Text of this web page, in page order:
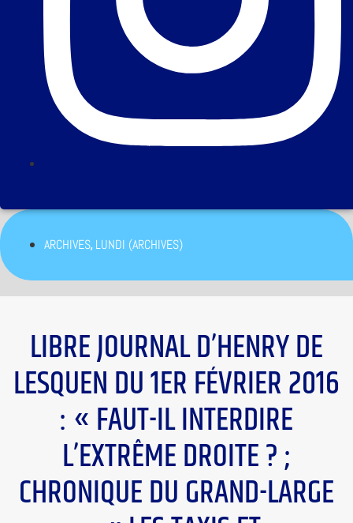
ARCHIVES,LUNDI (ARCHIVES)
LIBRE JOURNAL D’HENRY DE
LESQUEN DU 1ER FÉVRIER 2016
: « FAUT-IL INTERDIRE
L’EXTRÊME DROITE ? ;
CHRONIQUE DU GRAND-LARGE